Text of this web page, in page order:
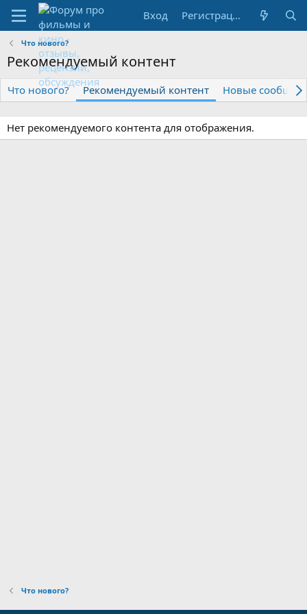
Вход Регистрация
Что нового?
Рекомендуемый контент
Что нового? Рекомендуемый контент Новые
Нет рекомендуемого контента для отображения.
Что нового?